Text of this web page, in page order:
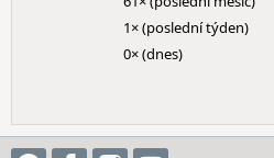
1× (poslední týden)
0× (dnes)